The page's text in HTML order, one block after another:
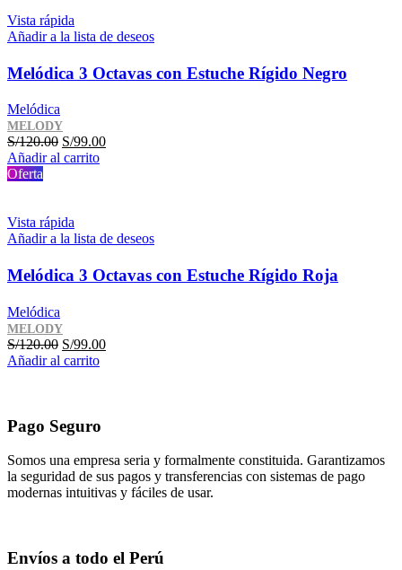
Vista rápida
Añadir a la lista de deseos
Melódica 3 Octavas con Estuche Rígido Negro
Melódica
MELODY
S/120.00 El
precio
S/99.00El
Añadir al carrito
Oferta
Vista rápida
Añadir a la lista de deseos
Melódica 3 Octavas con Estuche Rígido Roja
Melódica
MELODY
S/120.00 El
precio
S/99.00El
Añadir al carrito
Pago Seguro
Somos una empresa seria y formalmente constituida. Garantizamos
la seguridad de sus pagos y transferencias con sistemas de pago
modernas intuitivas y fáciles de usar.
Envíos a todo el Perú